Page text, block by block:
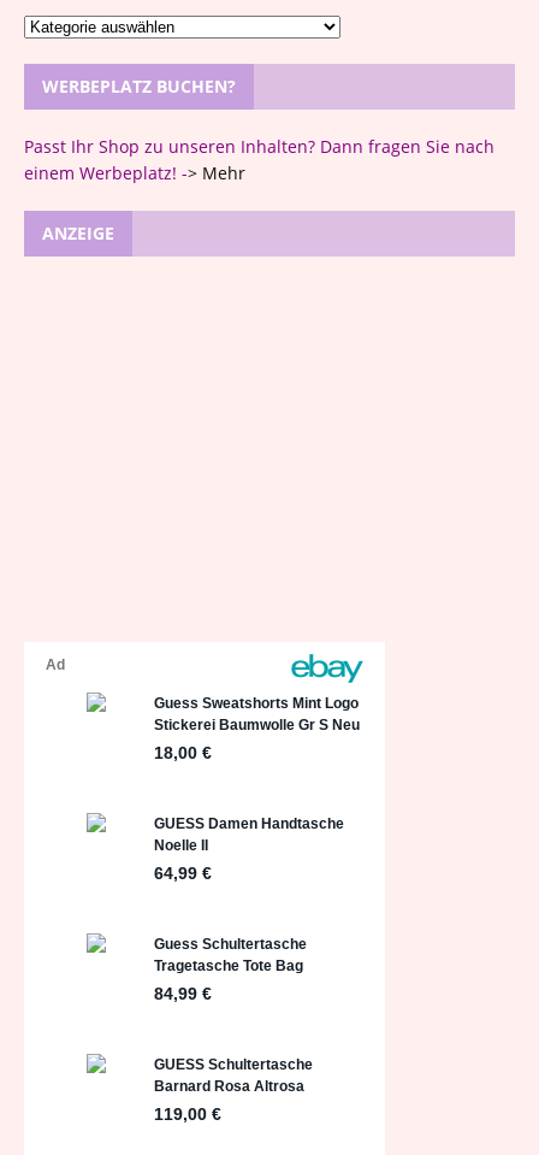
WERBEPLATZ BUCHEN?
Passt Ihr Shop zu unseren Inhalten? Dann fragen Sie nach
einem Werbeplatz! -> Mehr
ANZEIGE